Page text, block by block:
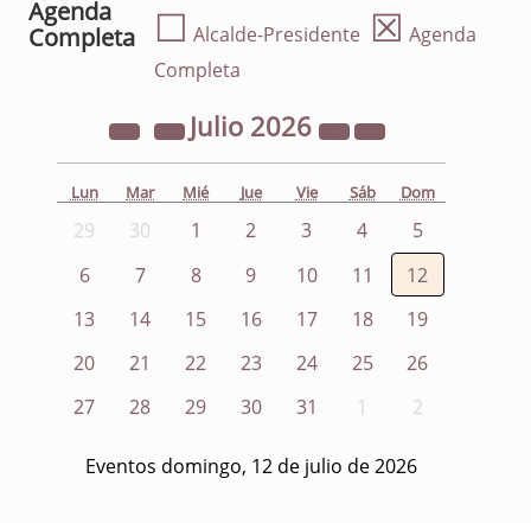
Agenda
Completa
☐ Alcalde-Presidente ☒ Agenda
Completa
Julio 2026
Lun Mar Mié Jue Vie Sáb Dom
29 30 1 2 3 4
5
6
7 8 9 10 11
12
13
14 15 16 17 18
19
20
21 22 23 24 25
26
27
28 29 30 31 1 2
Eventos domingo, 12 de julio de 2026